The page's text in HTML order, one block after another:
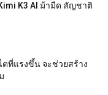
K3 AI ม้ามืด สัญชาติ
ตที่แรงขึ้น จะช่วยสร้าง